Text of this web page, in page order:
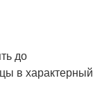
до
в характерный